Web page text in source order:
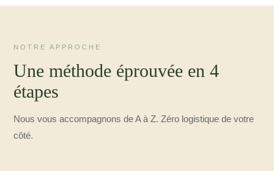
NOTRE APPROCHE
Une méthode éprouvée en 4
étapes
Nous vous accompagnons de A à Z. Zéro logistique de votre
côté.